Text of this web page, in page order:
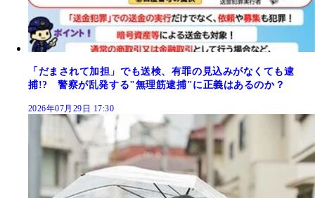
「だまされて加担」でも送検、有罪の見込みがなくても逮
捕!? 警察が乱発する"無理筋逮捕"に正義はあるのか？
2026年07月29日 17:30